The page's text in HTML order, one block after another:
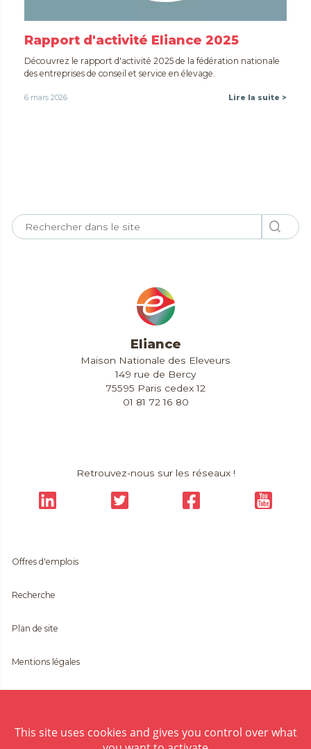
Rapport d'activité Eliance 2025
Découvrez le rapport d'activité 2025 de la fédération nationale
des entreprises de conseil et service en élevage.
6 mars 2026 Lire la suite >
Eliance
Maison Nationale des Eleveurs
149 rue de Bercy
75595 Paris cedex 12
01 81 72 16 80
Retrouvez-nous sur les réseaux !
Offres d'emplois
Recherche
Plan de site
Mentions légales
Contact
This site uses cookies and gives you control over what